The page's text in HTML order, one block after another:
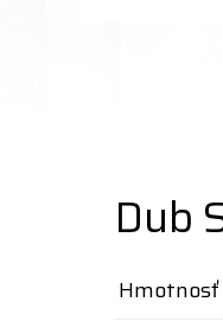
Dub
Hmotnosť